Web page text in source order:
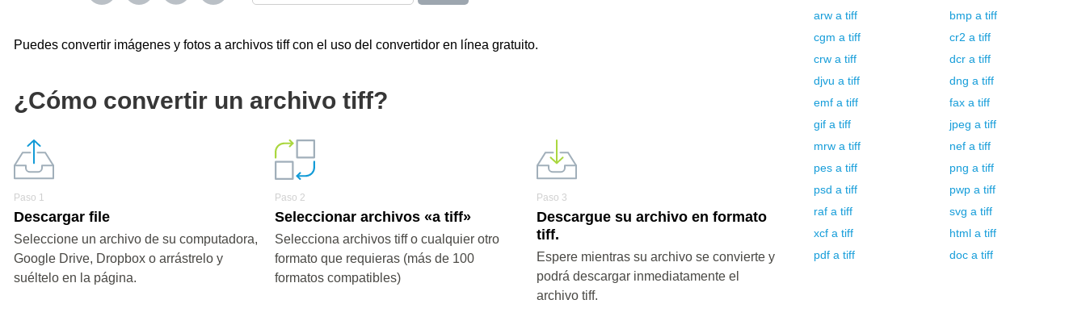
Puedes convertir imágenes y fotos a archivos tiff con el uso del convertidor en línea gratuito.
¿Cómo convertir un archivo tiff?
Paso 1
Descargar file
Seleccione un archivo de su computadora,
Google Drive, Dropbox o arrástrelo y
suéltelo en la página.
Paso 2
Seleccionar archivos «a tiff»
Selecciona archivos tiff o cualquier otro
formato que requieras (más de 100
formatos compatibles)
Paso 3
Descargue su archivo en formato
tiff.
Espere mientras su archivo se convierte y
podrá descargar inmediatamente el
archivo tiff.
arw a tiff bmp a tiff
cgm a tiff cr2 a tiff
crw a tiff dcr a tiff
djvu a tiff dng a tiff
emf a tiff fax a tiff
gif a tiff jpeg a tiff
mrw a tiff nef a tiff
pes a tiff png a tiff
psd a tiff pwp a tiff
raf a tiff svg a tiff
xcf a tiff html a tiff
pdf a tiff doc a tiff